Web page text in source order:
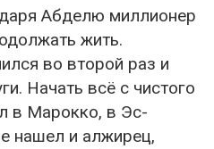
Абделю миллионер
жить.
во второй раз и
Начать всё с чистого
в Марокко, в Эс-
нашел и алжирец,